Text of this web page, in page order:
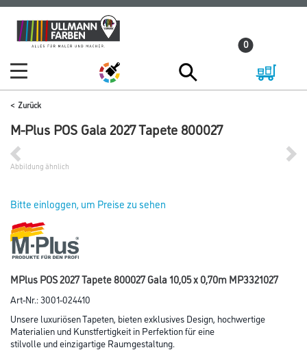
Zum
Inhalt
Zum
Navigationsmenü
0
Zurück
M-Plus POS Gala 2027 Tapete 800027
Abbildung ähnlich
Bitte einloggen, um Preise zu sehen
MPlus POS 2027 Tapete 800027 Gala 10,05 x 0,70m MP3321027
Art-Nr.:3001-024410
Unsere luxuriösen Tapeten, bieten exklusives Design, hochwertige
Materialien und Kunstfertigkeit in Perfektion für eine
stilvolle und einzigartige Raumgestaltung.